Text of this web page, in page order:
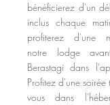
bénéficierez d'un
inclus chaque
profiterez d'une
notre lodge
Berastagi dans
Profitez d'une
vous dans